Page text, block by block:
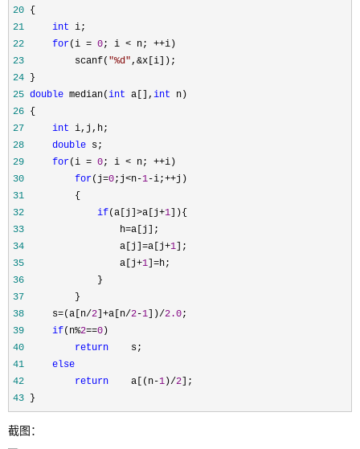
20
21
int
22
for(i = 0; i < n; ++
23
         scanf(
"%d",&
24
25 double median(int a[], int
26
27
int
28
double
29
for(i = 0; i < n; ++
30
for(j=0;j<n-1-i;++
31
32
if(a[j]>a[j+1
33
                 h=
34
                 a[j]=a[j+
1
35
                 a[j+
1 ]=
36
37
38
     s=(a[n/
2 ]+a[n/2-1 ])/2.0
39
if(n%2==0
40
return
41
else
42
return
    a[(n-
1 )/2
43 }
截图：